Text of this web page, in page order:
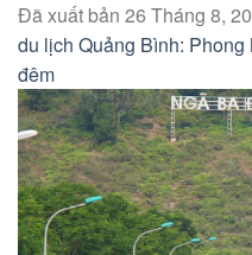
Đã xuất bản 26 Tháng 8,
du lịch Quảng Bình:
đêm